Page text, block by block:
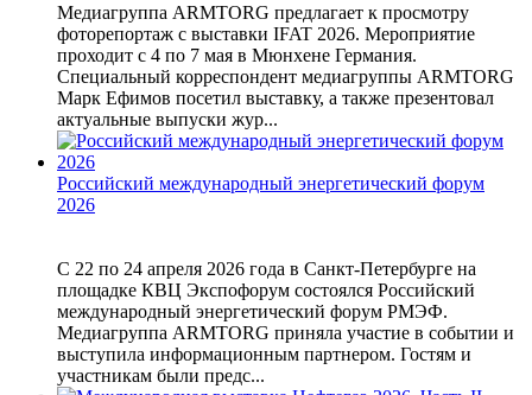
Медиагруппа ARMTORG предлагает к просмотру
фоторепортаж с выставки IFAT 2026. Мероприятие
проходит с 4 по 7 мая в Мюнхене Германия.
Специальный корреспондент медиагруппы ARMTORG
Марк Ефимов посетил выставку, а также презентовал
актуальные выпуски жур...
Российский международный энергетический форум
2026
С 22 по 24 апреля 2026 года в Санкт-Петербурге на
площадке КВЦ Экспофорум состоялся Российский
международный энергетический форум РМЭФ.
Медиагруппа ARMTORG приняла участие в событии и
выступила информационным партнером. Гостям и
участникам были предс...